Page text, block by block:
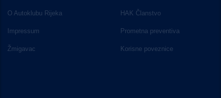
O Autoklubu Rijeka HAK Članstvo
Impressum Prometna preventiva
Žmigavac Korisne poveznice